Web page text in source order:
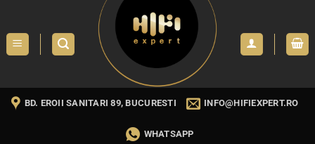
content
BD. EROII SANITARI 89, BUCURESTI INFO@HIFIEXPERT.RO
WHATSAPP